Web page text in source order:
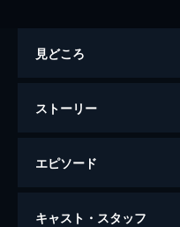
見どころ
ストーリー
エピソード
わたしは金正男を殺してない
キャスト・スタッフ